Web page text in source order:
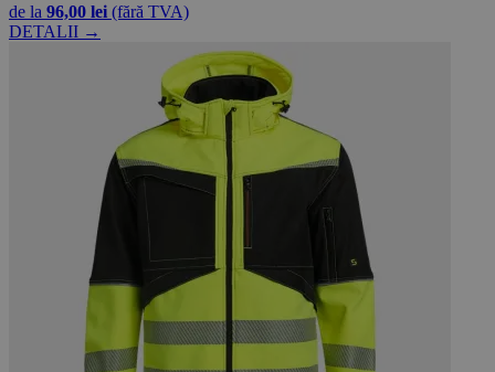
de la 96,00 lei (fără TVA)
DETALII →